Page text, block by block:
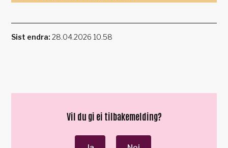
Sist endra 28.04.2026 10.58
Vil du gi ei tilbakemelding?